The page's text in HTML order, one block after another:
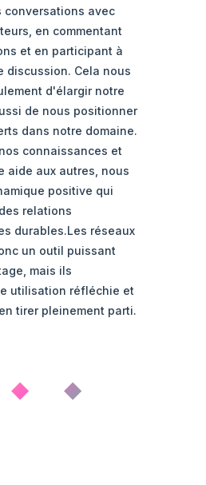
conversations avec
en commentant
et en participant à
discussion. Cela nous
d'élargir notre
de nous positionner
dans notre domaine.
connaissances et
aide aux autres, nous
positive qui
relations
durables.Les réseaux
un outil puissant
mais ils
utilisation réfléchie et
tirer pleinement parti.
◆